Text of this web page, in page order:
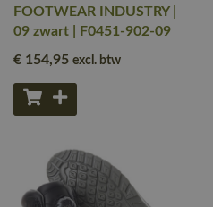
FOOTWEAR INDUSTRY |
09 zwart | F0451-902-09
€ 154,95 excl. btw